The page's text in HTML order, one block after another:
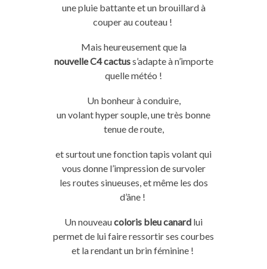
une pluie battante et un brouillardà
couper au couteau !
Mais heureusement que la
nouvelleC4cactuss’adapte à n’importe
quellemétéo !
Un bonheur à conduire,
unvolanthypersouple, une très bonne
tenue deroute,
et surtout une fonction tapis volantqui
vous donne l’impression de survoler
les routes sinueuses, et même les dos
d’âne !
Un nouveaucoloris bleu canard lui
permet de lui faire ressortir ses courbes
et la rendant un brin féminine !